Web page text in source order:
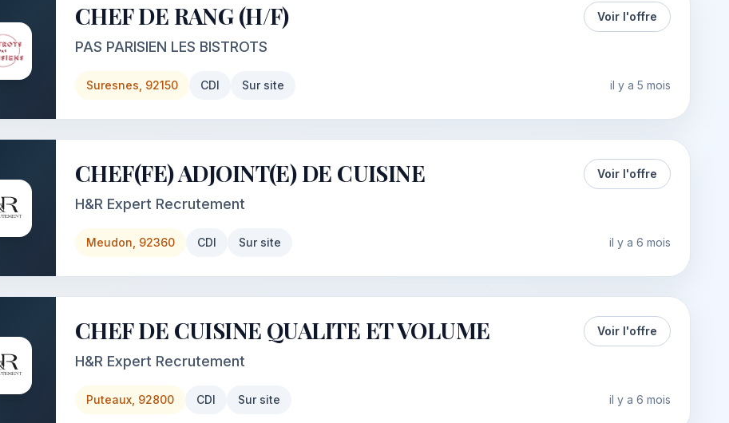
CHEF DE RANG (H/F)
PAS PARISIEN LES BISTROTS
Voir l'offre
Suresnes, 92150 CDI Sur site il y a 5 mois
CHEF(FE) ADJOINT(E) DE CUISINE
H&R Expert Recrutement
Voir l'offre
Meudon, 92360 CDI Sur site il y a 6 mois
CHEF DE CUISINE QUALITE ET VOLUME
H&R Expert Recrutement
Voir l'offre
Puteaux, 92800 CDI Sur site il y a 6 mois